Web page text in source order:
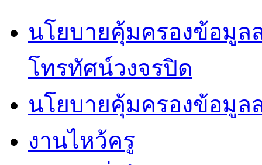
นโยบายคุ้มครองข้อมูล
โทรทัศน์วงจรปิด
นโยบายคุ้มครองข้อมูล
งานไหว้ครู